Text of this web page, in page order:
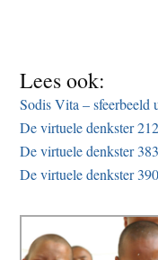
e
Lees ook:
Sodis Vita –
De virtuele denkster 212
De virtuele denkster 383
De virtuele denkster 390